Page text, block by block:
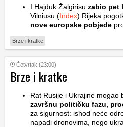
I Hajduk Žalgirisu zabio pet
Vilniusu (Index) Rijeka
nove europske pobjede
Brze i kratke
Četvrtak (23:00)
Brze i kratke
Rat Rusije i Ukrajine mogao
završnu političku fazu,
za sigurnost: ishod neće
napadi dronovima, nego